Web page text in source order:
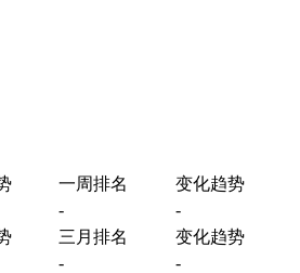
一周排名
变化趋势
-
-
三月排名
变化趋势
- -